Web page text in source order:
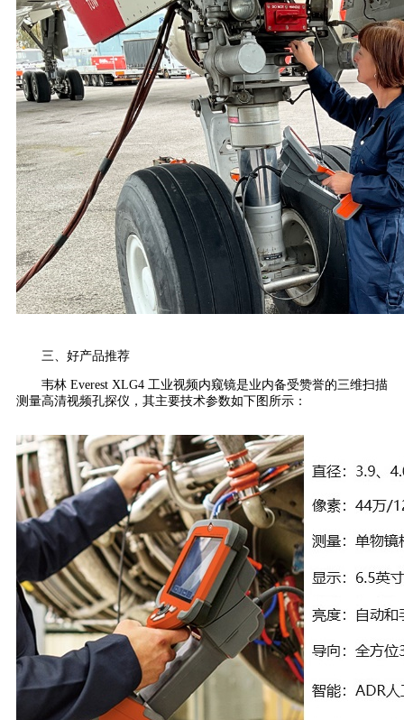
三、好产品推荐
韦林 Everest XLG4 工业视频内窥镜是业内备受赞誉的三维扫描
测量高清视频孔探仪，其主要技术参数如下图所示：